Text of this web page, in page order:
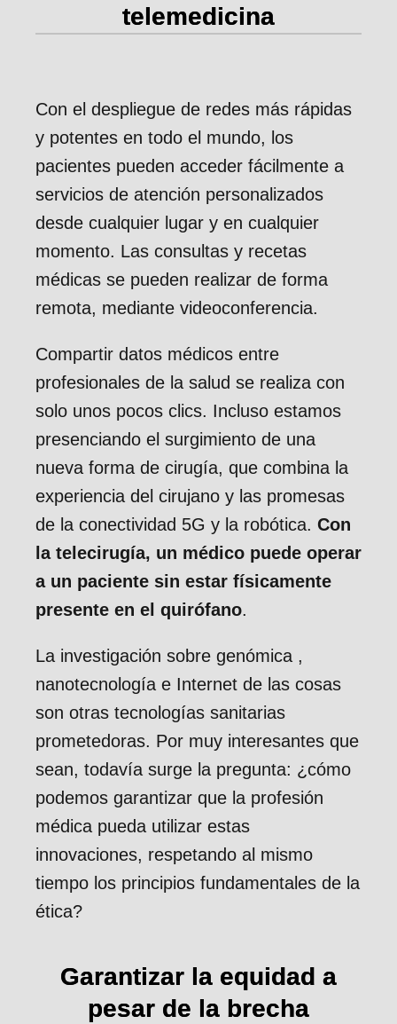
telemedicina
Con el despliegue de redes más rápidas
y potentes en todo el mundo, los
pacientes pueden acceder fácilmente a
servicios de atención personalizados
desde cualquier lugar y en cualquier
momento. Las consultas y recetas
médicas se pueden realizar de forma
remota, mediante videoconferencia.
Compartir datos médicos entre
profesionales de la salud se realiza con
solo unos pocos clics. Incluso estamos
presenciando el surgimiento de una
nueva forma de cirugía, que combina la
experiencia del cirujano y las promesas
de la conectividad 5G y la robótica. Con
la telecirugía, un médico puede operar
a un paciente sin estar físicamente
presente en el quirófano.
La investigación sobre genómica ,
nanotecnología e Internet de las cosas
son otras tecnologías sanitarias
prometedoras. Por muy interesantes que
sean, todavía surge la pregunta: ¿cómo
podemos garantizar que la profesión
médica pueda utilizar estas
innovaciones, respetando al mismo
tiempo los principios fundamentales de la
ética?
Garantizar la equidad a
pesar de la brecha